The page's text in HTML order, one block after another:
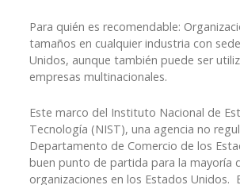
Para quién es recomendable:
tamaños en cualquier industria con
Unidos, aunque también puede ser
empresas multinacionales.
Este marco del Instituto Nacional de
Tecnología (NIST), una agencia no
Departamento de Comercio de los
buen punto de partida para la mayoría
organizaciones en los Estados Unidos.